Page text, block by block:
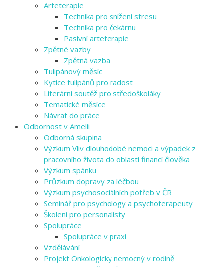
Arteterapie
Technika pro snížení stresu
Technika pro čekárnu
Pasivní arteterapie
Zpětné vazby
Zpětná vazba
Tulipánový měsíc
Kytice tulipánů pro radost
Literární soutěž pro středoškoláky
Tematické měsíce
Návrat do práce
Odbornost v Amelii
Odborná skupina
Výzkum Vliv dlouhodobé nemoci a výpadek z
pracovního života do oblasti financí člověka
Výzkum spánku
Průzkum dopravy za léčbou
Výzkum psychosociálních potřeb v ČR
Seminář pro psychology a psychoterapeuty
Školení pro personalisty
Spolupráce
Spolupráce v praxi
Vzdělávání
Projekt Onkologicky nemocný v rodině